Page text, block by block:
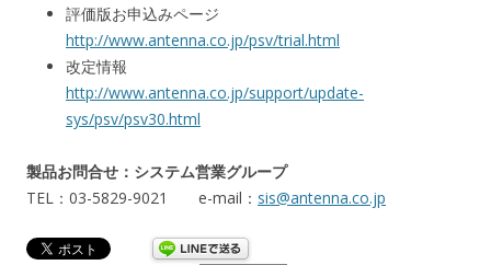
評価版お申込みページ
http://www.antenna.co.jp/psv/trial.html
改定情報
http://www.antenna.co.jp/support/update-
sys/psv/psv30.html
製品お問合せ：システム営業グループ
TEL：03-5829-9021 e-mail： sis@antenna.co.jp